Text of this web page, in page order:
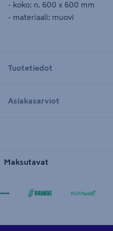
- koko: n. 600 x 600 mm
- materiaali: muovi
Tuotetiedot
Asiakasarviot
Maksutavat